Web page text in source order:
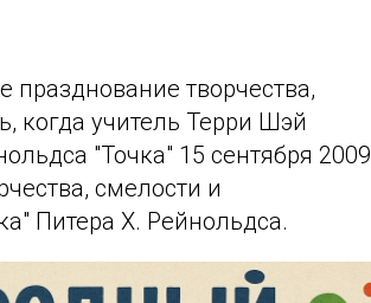
творчества,
когда учитель Терри Шэй
"Точка" 15 сентября 2009
смелости и
Питера Х. Рейнольдса.